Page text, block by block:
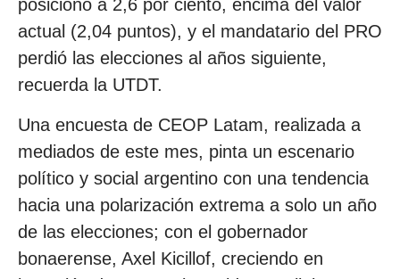
posicionó a 2,6 por ciento, encima del valor
actual (2,04 puntos), y el mandatario del PRO
perdió las elecciones al años siguiente,
recuerda la UTDT.
Una encuesta de CEOP Latam, realizada a
mediados de este mes, pinta un escenario
político y social argentino con una tendencia
hacia una polarización extrema a solo un año
de las elecciones; con el gobernador
bonaerense, Axel Kicillof, creciendo en